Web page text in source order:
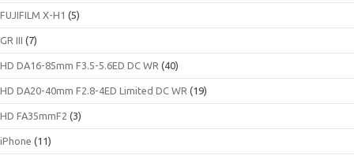
FUJIFILM X-H1 (5)
GR III (7)
HD DA16-85mm F3.5-5.6ED DC WR (40)
HD DA20-40mm F2.8-4ED Limited DC WR (19)
HD FA35mmF2 (3)
iPhone (11)